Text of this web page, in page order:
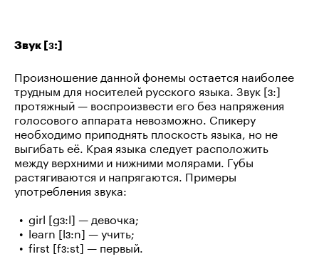
Звук [ɜ:]
Произношение данной фонемы остается наиболее
трудным для носителей русского языка. Звук [ɜ:]
протяжный — воспроизвести его без напряжения
голосового аппарата невозможно. Спикеру
необходимо приподнять плоскость языка, но не
выгибать её. Края языка следует расположить
между верхними и нижними молярами. Губы
растягиваются и напрягаются. Примеры
употребления звука:
girl [gɜ:l] — девочка;
learn [lɜ:n] — учить;
first [fɜ:st] — первый.